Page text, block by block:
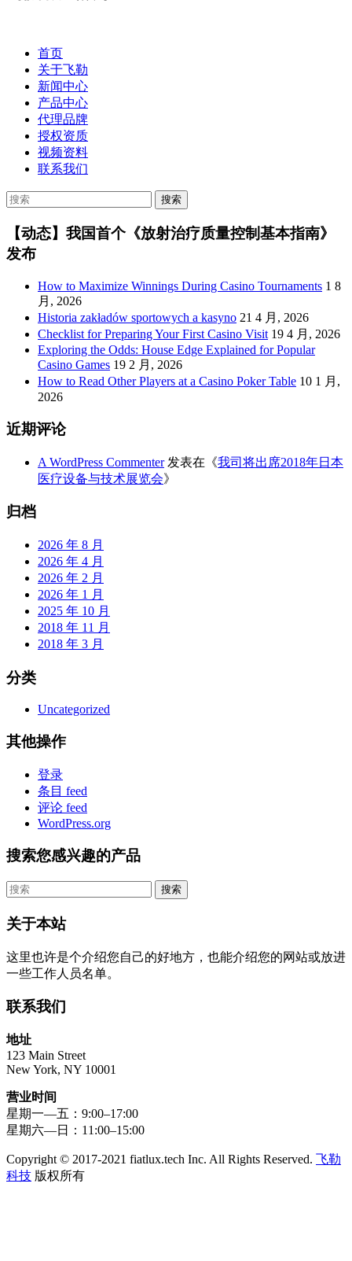
首页
关于飞勒
新闻中心
产品中心
代理品牌
授权资质
视频资料
联系我们
【动态】我国首个《放射治疗质量控制基本指南》
发布
How to Maximize Winnings During Casino Tournaments 1 8
月, 2026
Historia zakładów sportowych a kasyno 21 4 月, 2026
Checklist for Preparing Your First Casino Visit 19 4 月, 2026
Exploring the Odds: House Edge Explained for Popular
Casino Games 19 2 月, 2026
How to Read Other Players at a Casino Poker Table 10 1 月,
2026
近期评论
A WordPress Commenter发表在《我司将出席2018年日本
医疗设备与技术展览会》
归档
2026 年 8 月
2026 年 4 月
2026 年 2 月
2026 年 1 月
2025 年 10 月
2018 年 11 月
2018 年 3 月
分类
Uncategorized
其他操作
登录
条目 feed
评论 feed
WordPress.org
搜索您感兴趣的产品
关于本站
这里也许是个介绍您自己的好地方，也能介绍您的网站或放进
一些工作人员名单。
联系我们
地址
123 Main Street
New York, NY 10001
营业时间
星期一—五：9:00–17:00
星期六—日：11:00–15:00
Copyright © 2017-2021 fiatlux.tech Inc. All Rights Reserved. 飞勒
科技 版权所有